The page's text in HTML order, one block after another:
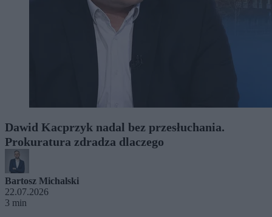
Dawid Kacprzyk nadal bez przesłuchania.
Prokuratura zdradza dlaczego
Bartosz Michalski
22.07.2026
3 min